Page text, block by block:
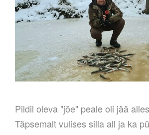
Pildil oleva "jõe" peale oli jää
Täpsemalt vulises silla all ja ka